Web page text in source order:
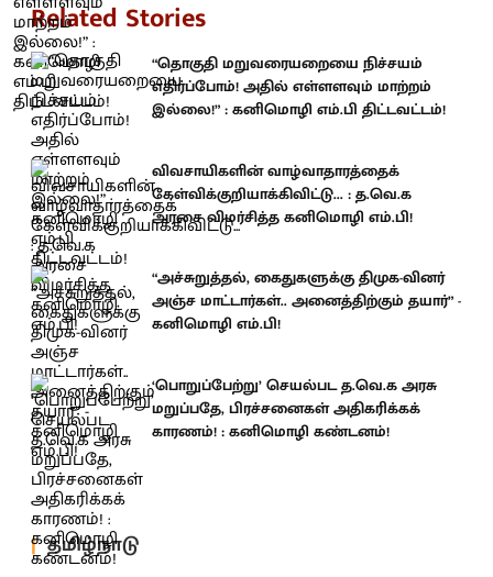
Related Stories
“தொகுதி மறுவரையறையை நிச்சயம்
எதிர்ப்போம்! அதில் எள்ளளவும் மாற்றம்
இல்லை!” : கனிமொழி எம்.பி திட்டவட்டம்!
விவசாயிகளின் வாழ்வாதாரத்தைக்
கேள்விக்குறியாக்கிவிட்டு... : த.வெ.க
அரசை விமர்சித்த கனிமொழி எம்.பி!
“அச்சுறுத்தல், கைதுகளுக்கு திமுக-வினர்
அஞ்ச மாட்டார்கள்.. அனைத்திற்கும் தயார்” -
கனிமொழி எம்.பி!
‘பொறுப்பேற்று’ செயல்பட த.வெ.க அரசு
மறுப்பதே, பிரச்சனைகள் அதிகரிக்கக்
காரணம்! : கனிமொழி கண்டனம்!
தமிழ்நாடு